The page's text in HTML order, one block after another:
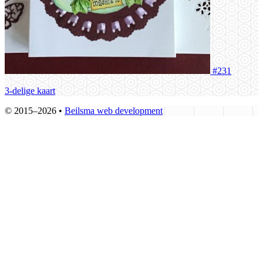
#231
3-delige kaart
© 2015–2026 • Beilsma web development